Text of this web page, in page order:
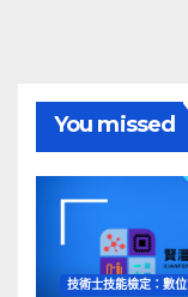
You missed
技術士技能檢定：數